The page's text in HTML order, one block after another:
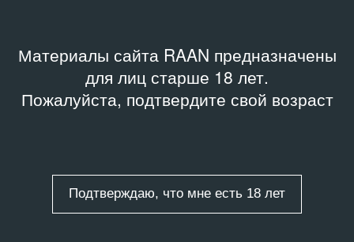
Материалы сайта RAAN предназначены
для лиц старше 18 лет.
Пожалуйста, подтвердите свой возраст
Подтверждаю, что мне есть 18 лет